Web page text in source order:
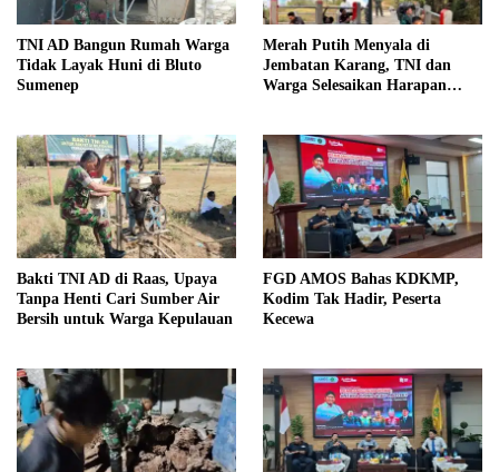
TNI AD Bangun Rumah Warga
Tidak Layak Huni di Bluto
Sumenep
Merah Putih Menyala di
Jembatan Karang, TNI dan
Warga Selesaikan Harapan
Bakti TNI AD di Raas, Upaya
Tanpa Henti Cari Sumber Air
Bersih untuk Warga Kepulauan
FGD AMOS Bahas KDKMP,
Kodim Tak Hadir, Peserta
Kecewa